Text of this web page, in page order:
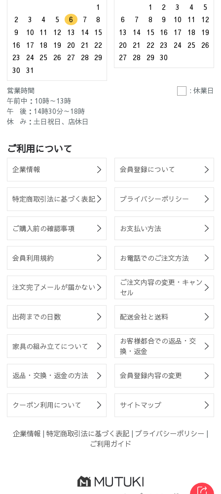
1
2
3 4 5 6 7
8
9
10 11 12 13 14
15
16
17 18 19 20 21
22
23
24 25 26 27 28
29
30
31
1
2 3 4
5
6
7 8 9 10 11
12
13
14 15 16 17 18
19
20
21 22 23 24 25
26
27
28 29 30
営業時間
: 休業日
午前中：10時～13時
午 後：14時30分～18時
休 み：土日祝日、店休日
ご利用について
企業情報 会員登録について
特定商取引法に基づく表記 プライバシーポリシー
ご購入前の確認事項 お支払い方法
会員利用規約 お電話でのご注文方法
注文完了メールが届かない
ご注文内容の変更・キャン
セル
出荷までの日数 配送会社と送料
家具の組み立てについて
お客様都合での返品・交
換・返金
返品・交換・返金の方法 会員登録内容の変更
クーポン利用について サイトマップ
企業情報 | 特定商取引法に基づく表記 | プライバシーポリシー |
ご利用ガイド